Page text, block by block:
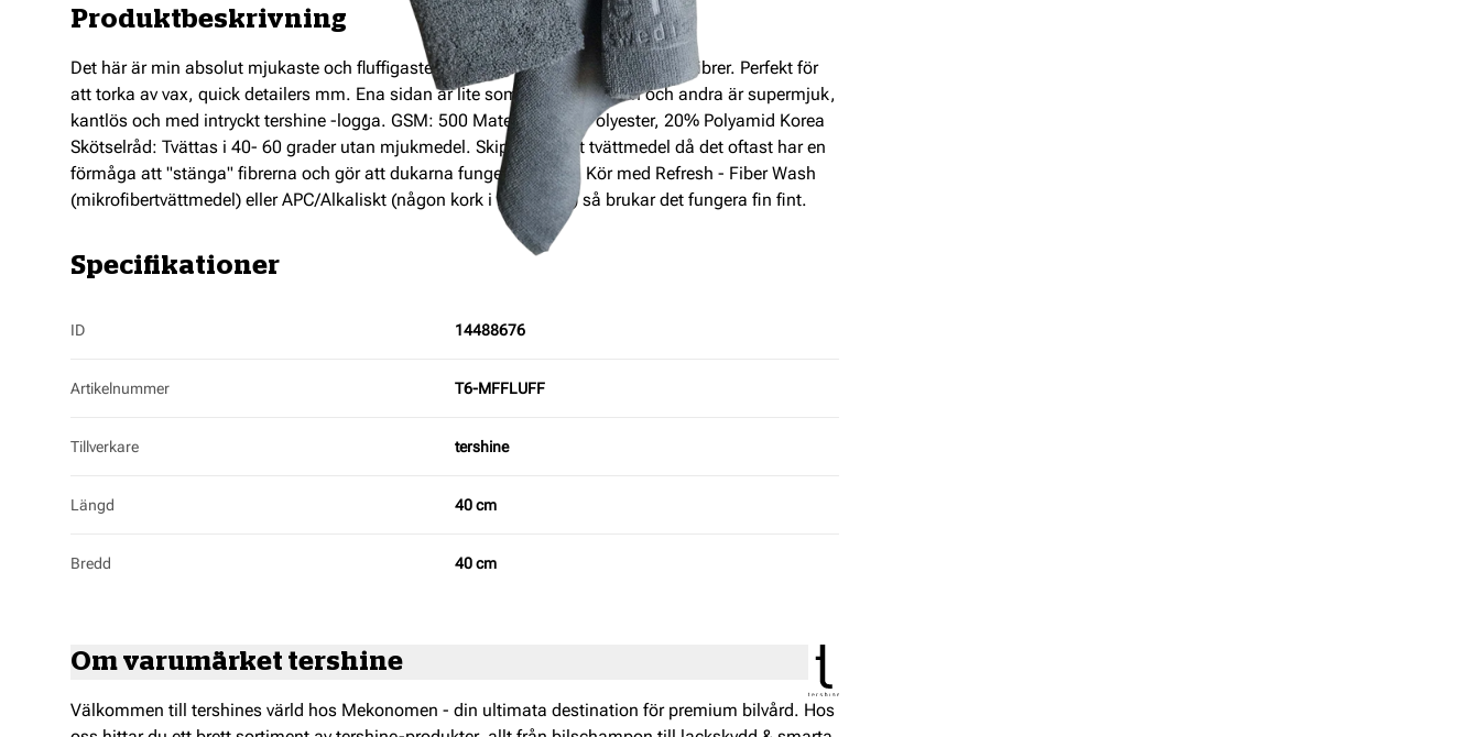
Produktbeskrivning
Det här är min absolut mjukaste och fluffigaste mikrofiberduk med relativt långa fibrer. Perfekt för
att torka av vax, quick detailers mm. Ena sidan är lite som allround-duken och andra är supermjuk,
kantlös och med intryckt tershine -logga. GSM: 500 Material: 80% Polyester, 20% Polyamid Korea
Skötselråd: Tvättas i 40- 60 grader utan mjukmedel. Skippa vanligt tvättmedel då det oftast har en
förmåga att "stänga" fibrerna och gör att dukarna fungerar sämre. Kör med Refresh - Fiber Wash
(mikrofibertvättmedel) eller APC/Alkaliskt (någon kork i maskinen) så brukar det fungera fin fint.
Specifikationer
ID 14488676
Artikelnummer T6-MFFLUFF
Tillverkare tershine
Längd 40 cm
Bredd 40 cm
Om varumärket tershine
Välkommen till tershines värld hos Mekonomen - din ultimata destination för premium bilvård. Hos